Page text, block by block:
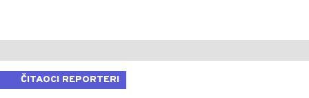
ČITAOCI REPORTERI